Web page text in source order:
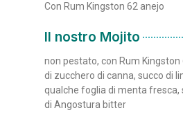
Con Rum Kingston 62 anejo
Il nostro Mojito
non pestato, con Rum Kingston
di zucchero di canna, succo di
qualche foglia di menta fresca,
di Angostura bitter